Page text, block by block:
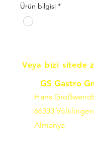
Ürün bilgisi *
Veya bizi sitede
GS Gastro
Hans
66333 Völklingen
Almanya